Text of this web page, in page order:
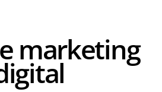
marketing